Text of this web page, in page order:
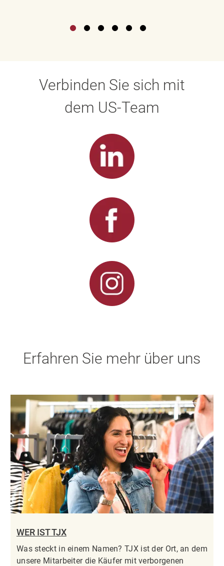
Verbinden Sie sich mit
dem US-Team
Erfahren Sie mehr über uns
WER IST TJX
Was steckt in einem Namen? TJX ist der Ort, an dem
unsere Mitarbeiter die Käufer mit verborgenen